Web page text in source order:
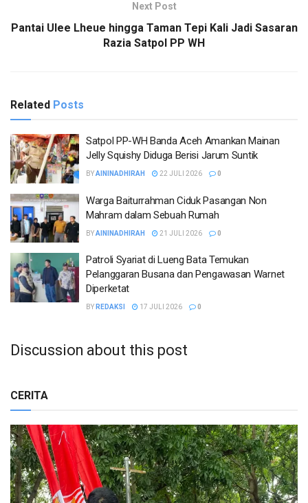
Next Post
Pantai Ulee Lheue hingga Taman Tepi Kali Jadi Sasaran
Razia Satpol PP WH
Related Posts
Satpol PP-WH Banda Aceh Amankan Mainan
Jelly Squishy Diduga Berisi Jarum Suntik
BYAININADHIRAH 22 JULI 2026 0
Warga Baiturrahman Ciduk Pasangan Non
Mahram dalam Sebuah Rumah
BYAININADHIRAH 21 JULI 2026 0
Patroli Syariat di Lueng Bata Temukan
Pelanggaran Busana dan Pengawasan Warnet
Diperketat
BY REDAKSI 17 JULI 2026 0
Discussion about this post
CERITA